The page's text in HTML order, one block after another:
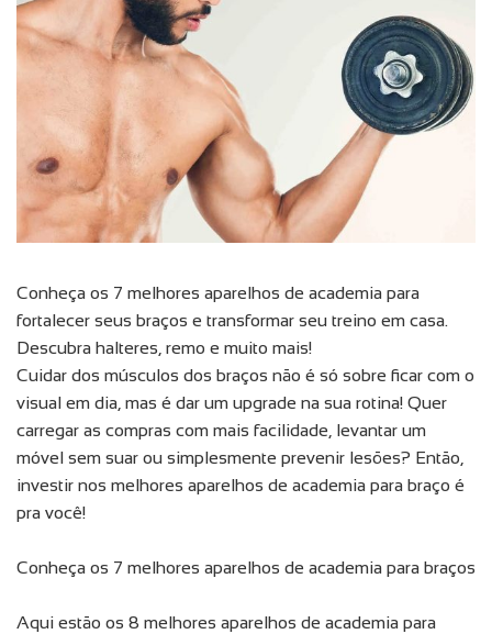
Conheça os 7 melhores aparelhos de academia para
fortalecer seus braços e transformar seu treino em casa.
Descubra halteres, remo e muito mais!
Cuidar dos músculos dos braços não é só sobre ficar com o
visual em dia, mas é dar um upgrade na sua rotina! Quer
carregar as compras com mais facilidade, levantar um
móvel sem suar ou simplesmente prevenir lesões? Então,
investir nos melhores aparelhos de academia para braço é
pra você!
Conheça os 7 melhores aparelhos de academia para braços
Aqui estão os 8 melhores aparelhos de academia para